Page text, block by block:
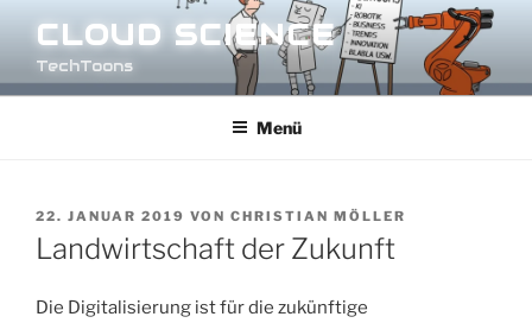
Inhalt
springen
CLOUD SCIENCE
TechToons
Menü
VERÖFFENTLICHT
AM
22. JANUAR 2019 VON CHRISTIAN MÖLLER
Landwirtschaft der Zukunft
Die Digitalisierung ist für die zukünftige